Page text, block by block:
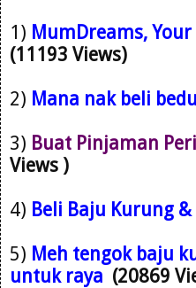
1) MumDreams,
(11193 Views)
2) Mana nak beli
3) Buat Pinjaman
Views )
4) Beli Baju Kurung
5) Meh tengok baju
untuk raya (20869